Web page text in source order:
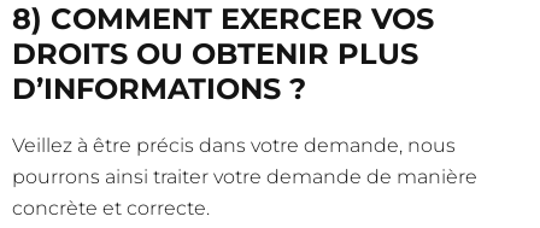
8) COMMENT EXERCER VOS
DROITS OU OBTENIR PLUS
D’INFORMATIONS ?
Veillez à être précis dans votre demande, nous
pourrons ainsi traiter votre demande de manière
concrète et correcte.